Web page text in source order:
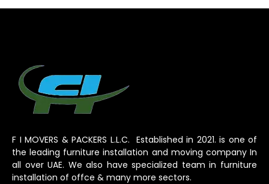
F I MOVERS & PACKERS L.L.C. Established in 2021. is one of
the leading furniture installation and moving company In
all over UAE. We also have specialized team in furniture
installation of offce & many more sectors.